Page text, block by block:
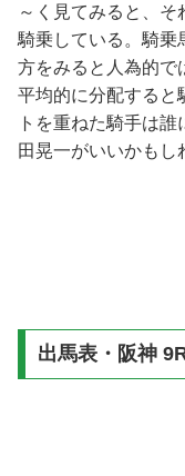
～く見てみると、
騎乗している。騎乗
方をみると人為的で
平均的に分配すると
トを重ねた騎手は
田晃一がいいかもし
出馬表・阪神